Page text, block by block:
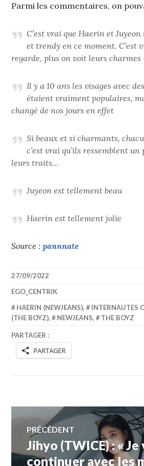
Parmi les commentaires, on
C’est vrai que Haerin et
et trendy en ce moment. C’est
regarde, plus on voit leurs charmes
Il y a 10 ans les visages avec
étaient vraiment populaires,
changé de nos jours en effet
Si beaux et si charmants,
c’est vrai qu’ils ressemblent un
leurs traits…
Juyeon est tellement beau
Haerin est tellement jolie
Source :pannnate
27/09/2022
EGO_CENTRIK
HAERIN (NEWJEANS), INTERNAUTES
(THE BOYZ), NEWJEANS, THE BOYZ
PARTAGER :
PARTAGER
Navigation
de
PRÉCÉDENT
Article
précédent :
Jihyo (TWICE) : «
continuer avec les